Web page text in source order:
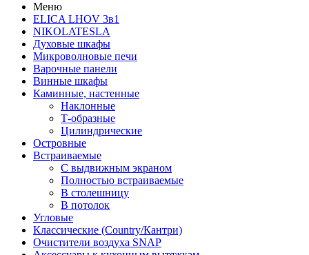
Меню
ELICA LHOV 3в1
NIKOLATESLA
Духовые шкафы
Микроволновые печи
Варочные панели
Винные шкафы
Каминные, настенные
Наклонные
Т-образные
Цилиндрические
Островные
Встраиваемые
С выдвижным экраном
Полностью встраиваемые
В столешницу
В потолок
Угловые
Классические (Country/Кантри)
Очистители воздуха SNAP